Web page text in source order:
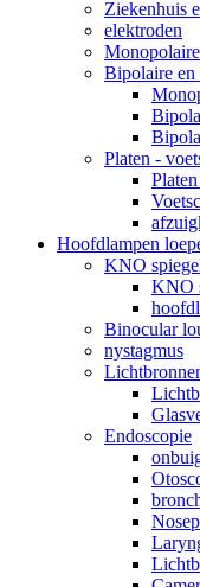
Ziekenhuis
elektroden
Bipolaire en
Platen -
Hoofdlampen
KNO
KNO
Binocular
nystagmus
Endoscopie